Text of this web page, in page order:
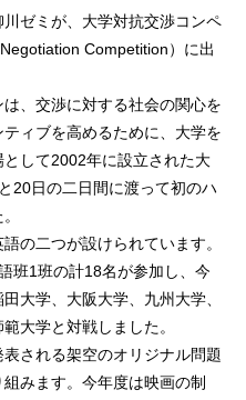
ゼミが、大学対抗交渉コンペ
Competition）に出
、交渉に対する社会の関心を
ィブを高めるために、大学を
して2002年に設立された大
20日の二日間に渡って初のハ
の二つが設けられています。
班1班の計18名が参加し、今
大学、大阪大学、九州大学、
大学と対戦しました。
される架空のオリジナル問題
みます。今年度は映画の制